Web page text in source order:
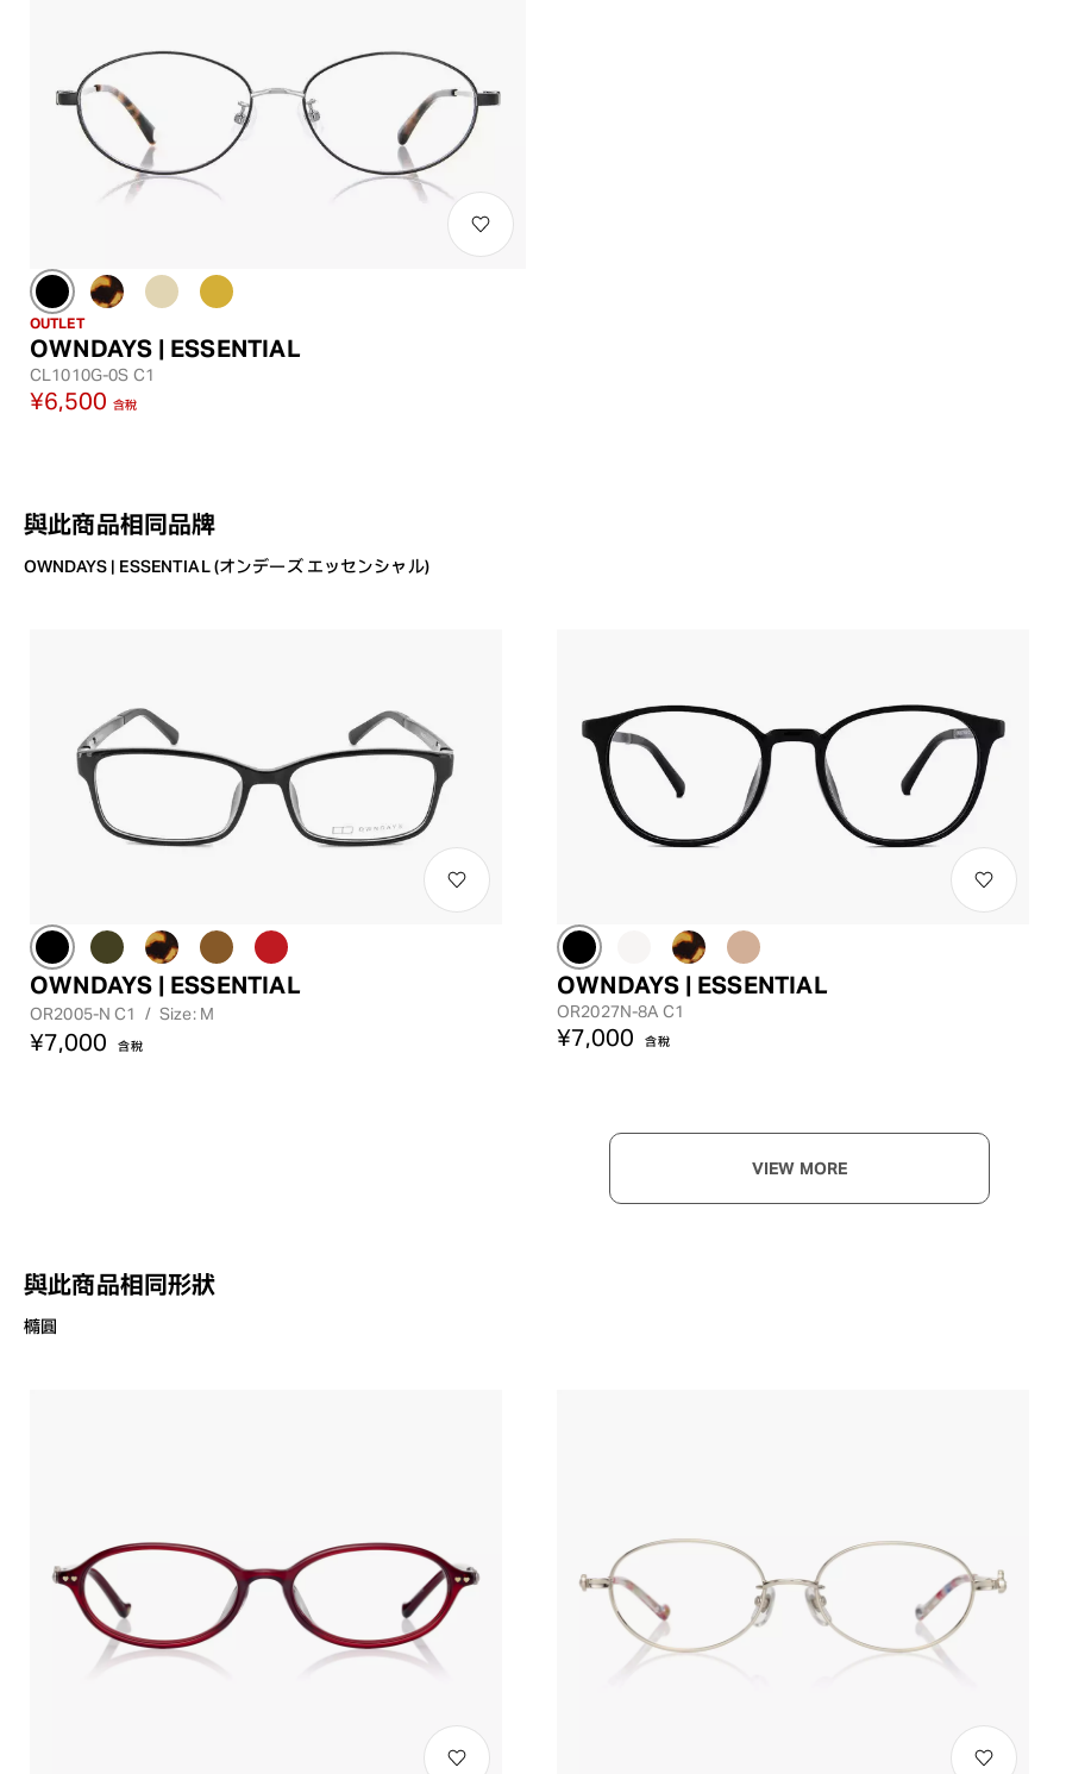
OUTLET
OWNDAYS | ESSENTIAL
CL1010G-0S C1
¥6,500 含稅
與此商品相同品牌
OWNDAYS | ESSENTIAL (オンデーズ エッセンシャル)
OWNDAYS | ESSENTIAL
OR2005-N C1 / Size: M
¥7,000 含稅
OWNDAYS | ESSENTIAL
OR2027N-8A C1
¥7,000 含稅
VIEW MORE
與此商品相同形狀
橢圓